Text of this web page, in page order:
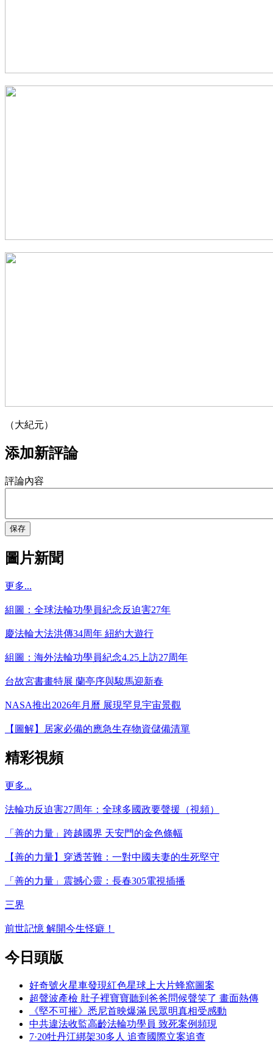
（大紀元）
添加新評論
評論內容
保存
圖片新聞
更多...
組圖：全球法輪功學員紀念反迫害27年
慶法輪大法洪傳34周年 紐約大遊行
組圖：海外法輪功學員紀念4.25上訪27周年
台故宮書畫特展 蘭亭序與駿馬迎新春
NASA推出2026年月曆 展現罕見宇宙景觀
【圖解】居家必備的應急生存物資儲備清單
精彩視頻
更多...
法輪功反迫害27周年：全球多國政要聲援（視頻）
「善的力量」跨越國界 天安門的金色條幅
【善的力量】穿透苦難：一對中國夫妻的生死堅守
「善的力量」震撼心靈：長春305電視插播
三界
前世記憶 解開今生怪癖！
今日頭版
好奇號火星車發現紅色星球上大片蜂窩圖案
超聲波產檢 肚子裡寶寶聽到爸爸問候聲笑了 畫面熱傳
《堅不可摧》悉尼首映爆滿 民眾明真相受感動
中共違法收監高齡法輪功學員 致死案例頻現
7·20牡丹江綁架30多人 追查國際立案追查